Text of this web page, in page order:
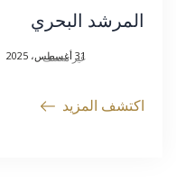
المرشد البحري
31 أغسطس، 2025
غير مصنف
اكتشف المزيد